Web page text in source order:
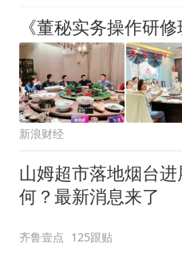
《董秘实务操作研
新浪财经
山姆超市落地烟台进
何？最新消息来了
齐鲁壹点 125跟贴